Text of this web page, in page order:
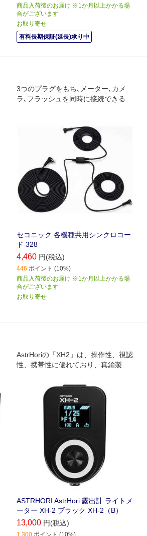
商品入荷後のお届け ※1か月以上かかる場
合がございます
お取り寄せ
有料長期保証(延長)承り中
3つのプラグをもち､メーター､カメ
ラ､フラッシュを同時に接続できる全
セコニック 各機種共用シンクロコー
ド 328
4,460 円(税込)
446 ポイント (10%)
商品入荷後のお届け ※1か月以上かかる場
合がございます
お取り寄せ
AstrHoriの「XH2」は、操作性、視認
性、携帯性に優れており、真鍮製の
ASTRHORI AstrHori 露出計 ライトメ
ーター XH-2 ブラック XH-2（B）
13,000 円(税込)
1,300 ポイント (10%)